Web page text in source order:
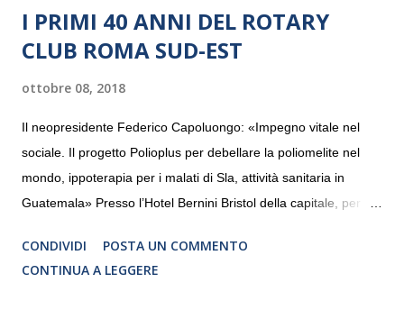
I PRIMI 40 ANNI DEL ROTARY
CLUB ROMA SUD-EST
ottobre 08, 2018
Il neopresidente Federico Capoluongo: «Impegno vitale nel
sociale. Il progetto Polioplus per debellare la poliomelite nel
mondo, ippoterapia per i malati di Sla, attività sanitaria in
Guatemala» Presso l’Hotel Bernini Bristol della capitale, per la
programmazione del Rotary Club Roma Sud-Est che festeggia
i quaranta anni di attività. Un’occasione per raccontare al
CONDIVIDI
POSTA UN COMMENTO
CONTINUA A LEGGERE